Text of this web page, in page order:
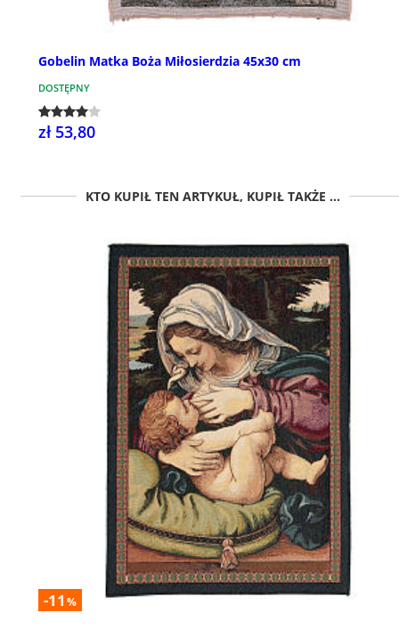
Gobelin Matka Boża Miłosierdzia 45x30 cm
DOSTĘPNY
zł 53,80
KTO KUPIŁ TEN ARTYKUŁ, KUPIŁ TAKŻE ...
-11 %